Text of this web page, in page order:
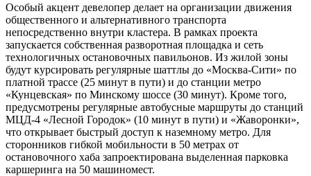
Особый акцент девелопер делает на организации движения
общественного и альтернативного транспорта
непосредственно внутри кластера. В рамках проекта
запускается собственная разворотная площадка и сеть
технологичных остановочных павильонов. Из жилой зоны
будут курсировать регулярные шаттлы до «Москва-Сити» по
платной трассе (25 минут в пути) и до станции метро
«Кунцевская» по Минскому шоссе (30 минут). Кроме того,
предусмотрены регулярные автобусные маршруты до станций
МЦД-4 «Лесной Городок» (10 минут в пути) и «Жаворонки»,
что открывает быстрый доступ к наземному метро. Для
сторонников гибкой мобильности в 50 метрах от
остановочного хаба запроектирована выделенная парковка
каршеринга на 50 машиномест.